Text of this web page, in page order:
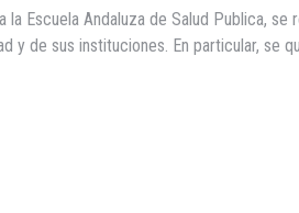
la Escuela Andaluza de Salud Publica,
y de sus instituciones. En particular, se